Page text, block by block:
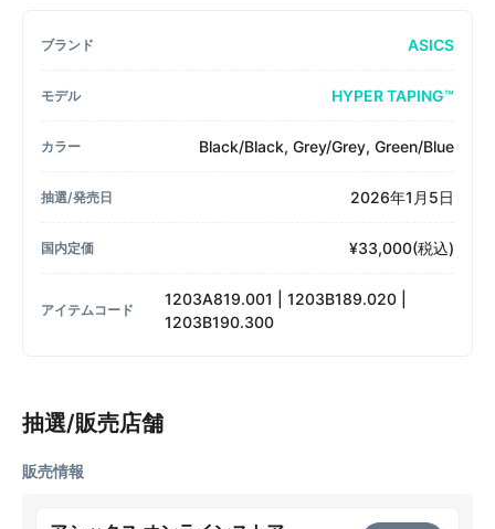
ブランド ASICS
モデル HYPER TAPING™︎
カラー Black/Black, Grey/Grey, Green/Blue
抽選/発売日 2026年1月5日
国内定価 ¥33,000(税込)
アイテムコード
1203A819.001 | 1203B189.020 |
1203B190.300
抽選/販売店舗
販売情報